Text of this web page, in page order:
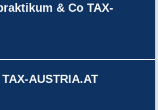
& Co TAX-
AUSTRIA.AT